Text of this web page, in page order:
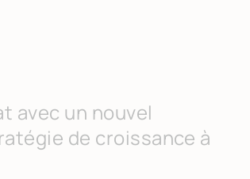
avec un nouvel
de croissance à